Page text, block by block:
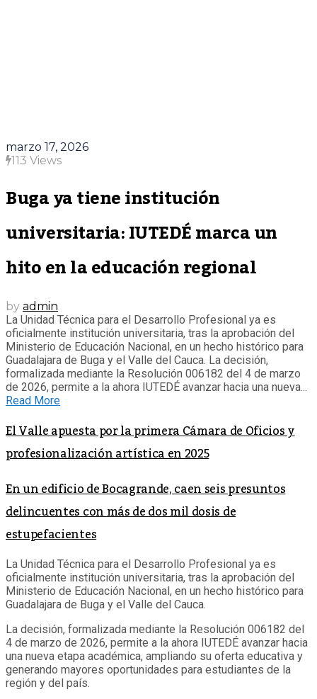
marzo 17, 2026
113 Views
Buga ya tiene institución
universitaria: IUTEDÉ marca un
hito en la educación regional
by admin
La Unidad Técnica para el Desarrollo Profesional ya es
oficialmente institución universitaria, tras la aprobación del
Ministerio de Educación Nacional, en un hecho histórico para
Guadalajara de Buga y el Valle del Cauca. La decisión,
formalizada mediante la Resolución 006182 del 4 de marzo
de 2026, permite a la ahora IUTEDÉ avanzar hacia una nueva...
Read More
El Valle apuesta por la primera Cámara de Oficios y
profesionalización artística en 2025
En un edificio de Bocagrande, caen seis presuntos
delincuentes con más de dos mil dosis de
estupefacientes
La Unidad Técnica para el Desarrollo Profesional ya es
oficialmente institución universitaria, tras la aprobación del
Ministerio de Educación Nacional, en un hecho histórico para
Guadalajara de Buga y el Valle del Cauca.
La decisión, formalizada mediante la Resolución 006182 del
4 de marzo de 2026, permite a la ahora IUTEDÉ avanzar hacia
una nueva etapa académica, ampliando su oferta educativa y
generando mayores oportunidades para estudiantes de la
región y del país.